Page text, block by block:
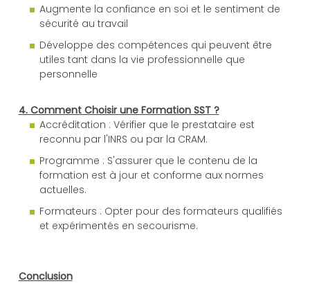
Augmente la confiance en soi et le sentiment de
sécurité au travail
Développe des compétences qui peuvent être
utiles tant dans la vie professionnelle que
personnelle
4. Comment Choisir une Formation SST ?
Accréditation : Vérifier que le prestataire est
reconnu par l'INRS ou par la CRAM.
Programme : S'assurer que le contenu de la
formation est à jour et conforme aux normes
actuelles.
Formateurs : Opter pour des formateurs qualifiés
et expérimentés en secourisme.
Conclusion